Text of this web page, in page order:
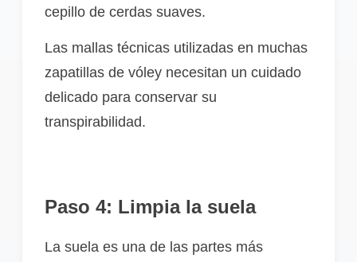
cepillo de cerdas suaves.
Las mallas técnicas utilizadas en muchas
zapatillas de vóley necesitan un cuidado
delicado para conservar su
transpirabilidad.
Paso 4: Limpia la suela
La suela es una de las partes más